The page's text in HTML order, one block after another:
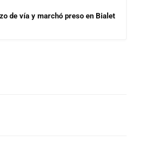
de vía y marchó preso en Bialet